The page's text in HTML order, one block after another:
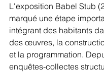
L'exposition Babel Stub
marqué une étape
intégrant des habitants
des œuvres, la
et la programmation.
enquêtes-collectes